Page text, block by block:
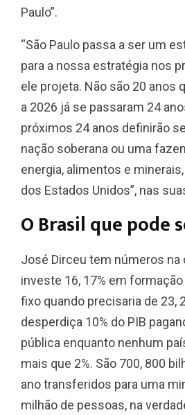
Paulo”.
“São Paulo passa a ser um
para a nossa estratégia nos
ele projeta. Não são 20 anos
a 2026 já se passaram 24
próximos 24 anos definirão
nação soberana ou uma
energia, alimentos e
dos Estados Unidos”, nas
O Brasil que pode
José Dirceu tem números na
investe 16, 17% em formação
fixo quando precisaria de 23,
desperdiça 10% do PIB
pública enquanto nenhum
mais que 2%. São 700, 800
ano transferidos para uma
milhão de pessoas, na